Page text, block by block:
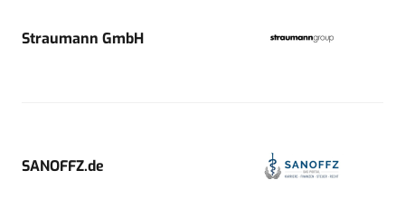
Straumann GmbH
SANOFFZ.de